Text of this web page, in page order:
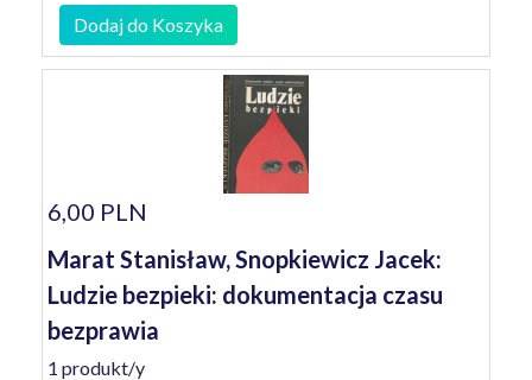
Dodaj do Koszyka
6,00 PLN
Marat Stanisław, Snopkiewicz Jacek:
Ludzie bezpieki: dokumentacja czasu
bezprawia
1 produkt/y